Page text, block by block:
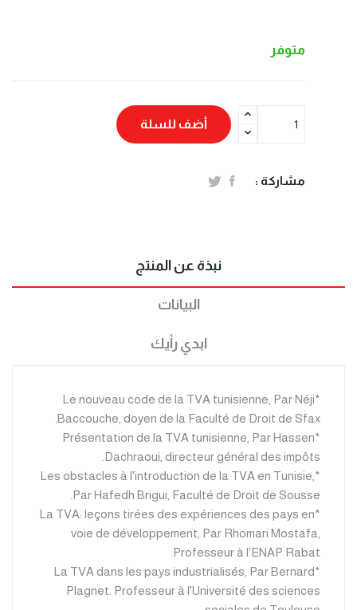
متوفر
أضف للسلة
مشاركة :
نبذة عن المنتج
البيانات
ابدي رأيك
*Le nouveau code de la TVA tunisienne, Par Néji
Baccouche, doyen de la Faculté de Droit de Sfax.
*Présentation de la TVA tunisienne, Par Hassen
Dachraoui, directeur général des impôts.
*Les obstacles à l'introduction de la TVA en Tunisie,
Par Hafedh Brigui, Faculté de Droit de Sousse.
*La TVA: leçons tirées des expériences des pays en
voie de développement, Par Rhomari Mostafa,
Professeur à l'ENAP Rabat.
*La TVA dans les pays industrialisés, Par Bernard
Plagnet. Professeur à l'Université des sciences